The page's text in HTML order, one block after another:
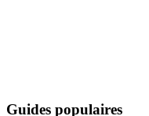
Guides populaires